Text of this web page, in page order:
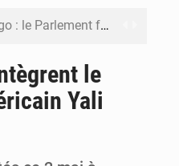
Congo : le Parlement formule 28 recommandations sur le Cadre budgétaire 2027-2029
Congo : la Grande foire agricole pour renforcer la souveraineté alimentaire
le
Yali